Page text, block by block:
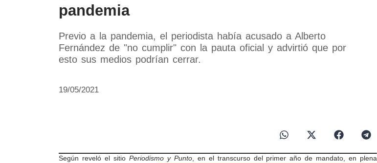
pandemia
Previo a la pandemia, el periodista había acusado a Alberto
Fernández de "no cumplir" con la pauta oficial y advirtió que por
esto sus medios podrían cerrar.
19/05/2021
Según reveló el sitio Periodismo y Punto, en el transcurso del primer año de mandato, en plena